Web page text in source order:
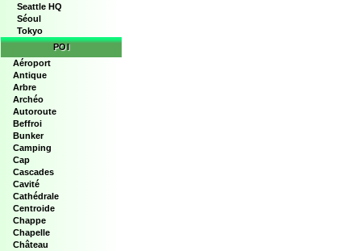
Seattle HQ
Séoul
Tokyo
POI
Aéroport
Antique
Arbre
Archéo
Autoroute
Beffroi
Bunker
Camping
Cap
Cascades
Cavité
Cathédrale
Centroide
Chappe
Chapelle
Château